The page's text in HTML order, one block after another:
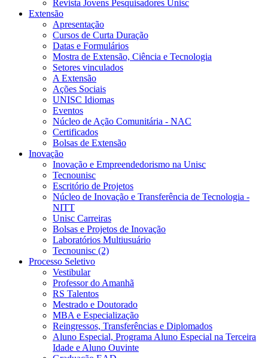
Revista Jovens Pesquisadores Unisc
Extensão
Apresentação
Cursos de Curta Duração
Datas e Formulários
Mostra de Extensão, Ciência e Tecnologia
Setores vinculados
A Extensão
Ações Sociais
UNISC Idiomas
Eventos
Núcleo de Ação Comunitária - NAC
Certificados
Bolsas de Extensão
Inovação
Inovação e Empreendedorismo na Unisc
Tecnounisc
Escritório de Projetos
Núcleo de Inovação e Transferência de Tecnologia -
NITT
Unisc Carreiras
Bolsas e Projetos de Inovação
Laboratórios Multiusuário
Tecnounisc (2)
Processo Seletivo
Vestibular
Professor do Amanhã
RS Talentos
Mestrado e Doutorado
MBA e Especialização
Reingressos, Transferências e Diplomados
Aluno Especial, Programa Aluno Especial na Terceira
Idade e Aluno Ouvinte